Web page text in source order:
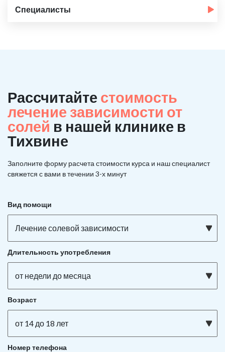
Специалисты
Рассчитайте стоимость
лечение зависимости от
солей в нашей клинике в
Тихвине
Заполните форму расчета стоимости курса и наш специалист
свяжется с вами в течении 3-х минут
Вид помощи
Лечение солевой зависимости
Длительность употребления
от недели до месяца
Возраст
от 14 до 18 лет
Номер телефона